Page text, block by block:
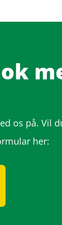
os på. Vil
her: